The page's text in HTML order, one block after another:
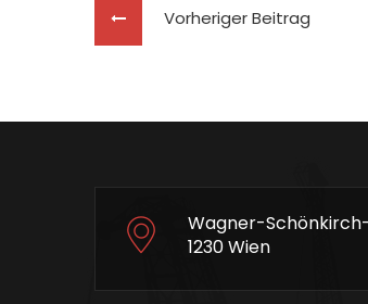
Vorheriger Beitrag
Wagner-
1230 Wien